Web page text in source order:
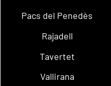
Pacs del Penedès
Rajadell
Tavertet
Vallirana